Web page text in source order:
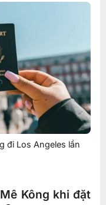
đi Los Angeles lần
Kông khi đặt